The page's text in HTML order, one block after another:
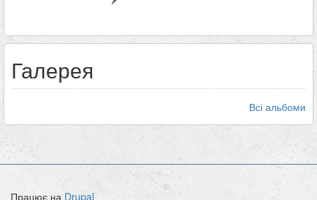
Галерея
Всі альбоми
Працює на Drupal